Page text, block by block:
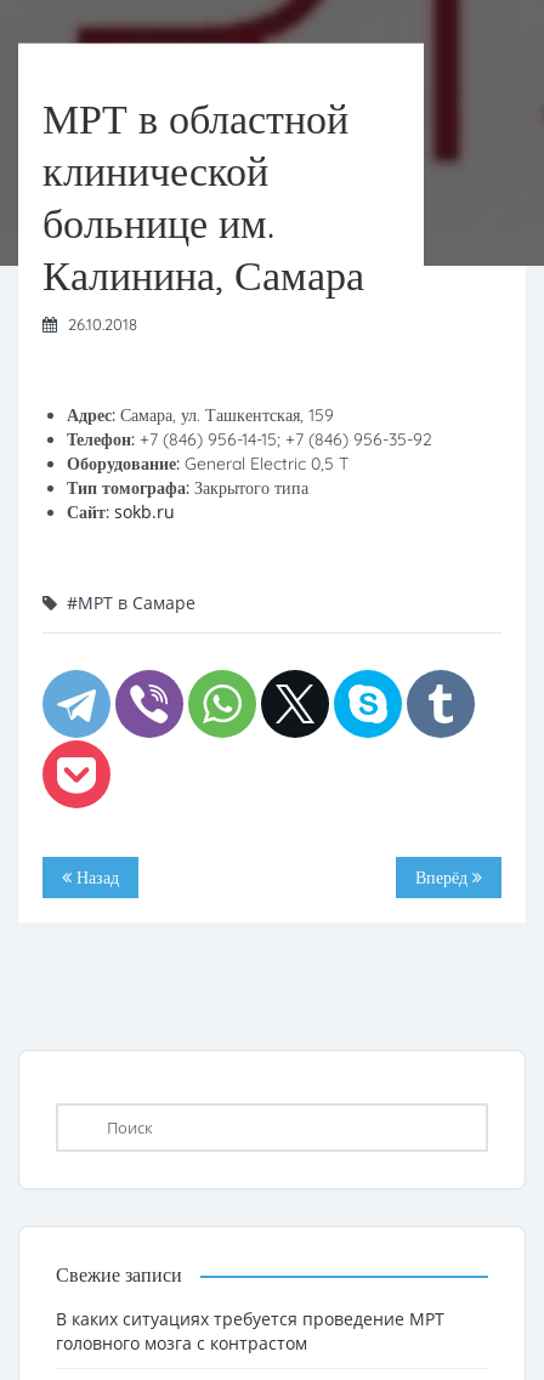
МРТ в областной
клинической
больнице им.
Калинина, Самара
26.10.2018
Адрес: Самара, ул. Ташкентская, 159
Телефон: +7 (846) 956-14-15; +7 (846) 956-35-92
Оборудование: General Electric 0,5 T
Тип томографа: Закрытого типа
Сайт: sokb.ru
#МРТ в Самаре
Назад Вперёд
Свежие записи
В каких ситуациях требуется проведение МРТ
головного мозга с контрастом